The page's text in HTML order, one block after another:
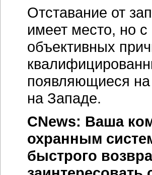
Отставание от
имеет место, но
объективных
появляющиеся на
на Западе.
CNews: Ваша
охранным
быстрого